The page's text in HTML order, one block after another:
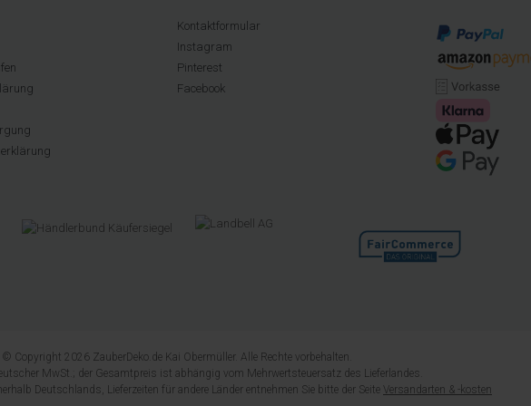
Kontaktformular
Instagram
Pinterest
Facebook
© Copyright 2026 ZauberDeko.de Kai Obermüller. Alle Rechte vorbehalten.
MwSt.; der Gesamtpreis ist abhängig vom Mehrwertsteuersatz des Lieferlandes.
Deutschlands, Lieferzeiten für andere Länder entnehmen Sie bitte der Seite Versandarten & -kosten